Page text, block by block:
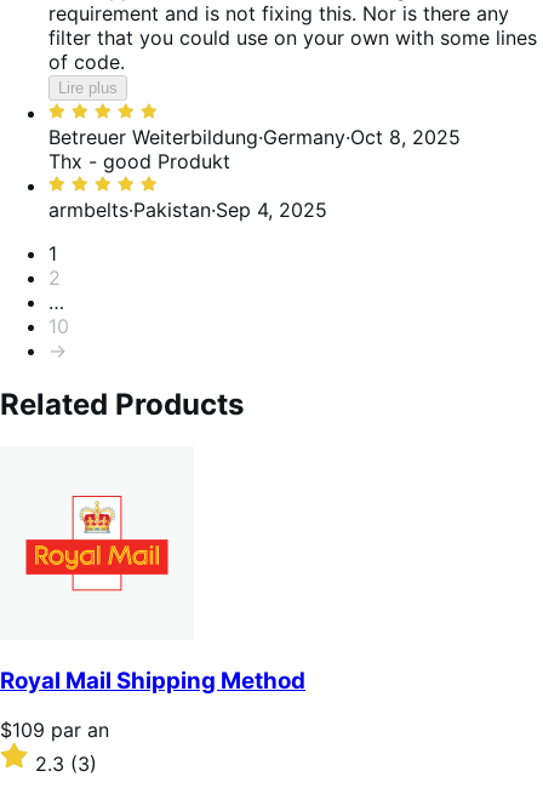
requirement and is not fixing this. Nor is there any
filter that you could use on your own with some lines
of code.
Lire plus
Noté
5
sur
5
Betreuer Weiterbildung·Germany·Oct 8, 2025
Thx - good Produkt
Noté
5
5
armbelts·Pakistan·Sep 4, 2025
Pagination
1
2
…
10
→
Related Products
Royal Mail Shipping Method
Prix
$109
par
$109 par an
Noté
2.3
2.3 (3)